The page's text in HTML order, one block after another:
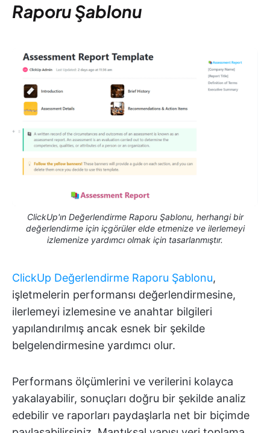
Raporu Şablonu
ClickUp'ın Değerlendirme Raporu Şablonu, herhangi bir
değerlendirme için içgörüler elde etmenize ve ilerlemeyi
izlemenize yardımcı olmak için tasarlanmıştır.
ClickUp Değerlendirme Raporu Şablonu,
işletmelerin performansı değerlendirmesine,
ilerlemeyi izlemesine ve anahtar bilgileri
yapılandırılmış ancak esnek bir şekilde
belgelendirmesine yardımcı olur.
Performans ölçümlerini ve verilerini kolayca
yakalayabilir, sonuçları doğru bir şekilde analiz
edebilir ve raporları paydaşlarla net bir biçimde